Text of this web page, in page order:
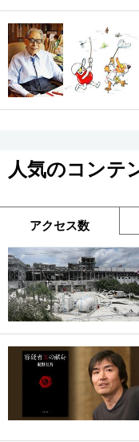
人気のコンテ
アクセス数